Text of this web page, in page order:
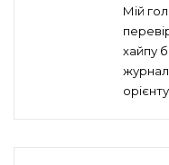
Мій
хайпу